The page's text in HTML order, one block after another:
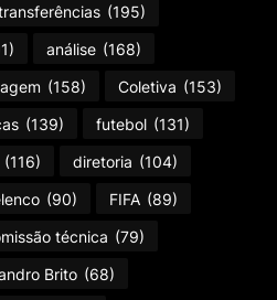
(195)
análise (168)
(158) Coletiva (153)
(139) futebol (131)
(116) diretoria (104)
(90) FIFA (89)
técnica (79)
Brito (68)